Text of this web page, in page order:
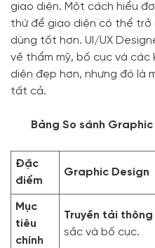
giao diện. Một cách hiểu
thứ để giao diện có thể trở
dùng tốt hơn. UI/UX
về thẩm mỹ, bố cục và các
diện đẹp hơn, nhưng đó là
tất cả.
Bảng So sánh
Đặc
điểm
Graphic Design
Mục
tiêu
chính
Truyền tải
sắc và bố cục.